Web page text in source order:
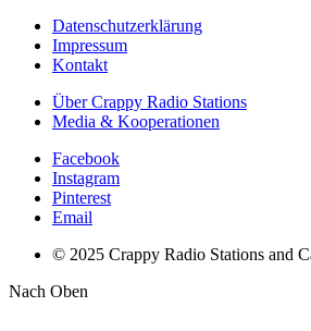
Datenschutzerklärung
Impressum
Kontakt
Über Crappy Radio Stations
Media & Kooperationen
Facebook
Instagram
Pinterest
Email
© 2025 Crappy Radio Stations and
Nach Oben